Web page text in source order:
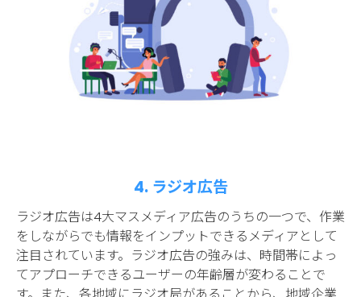
4. ラジオ広告
ラジオ広告は4大マスメディア広告のうちの一つで、作業
をしながらでも情報をインプットできるメディアとして
注目されています。ラジオ広告の強みは、時間帯によっ
てアプローチできるユーザーの年齢層が変わることで